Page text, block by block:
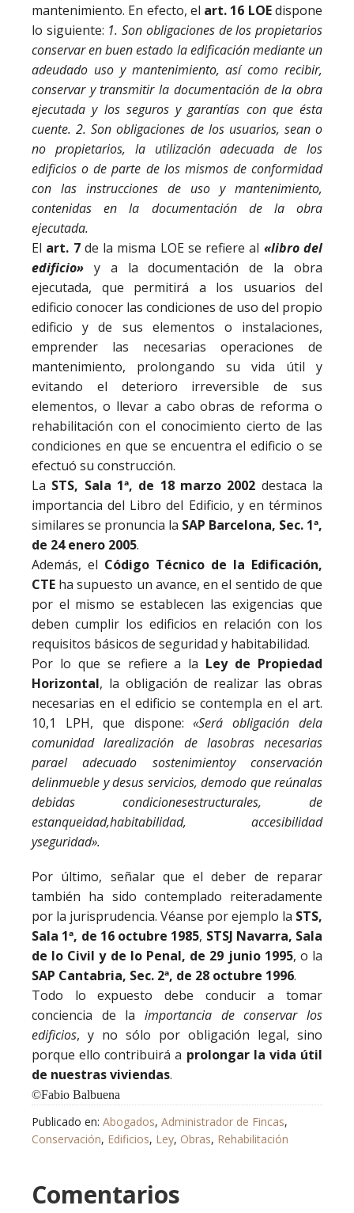
mantenimiento. En efecto, el art. 16 LOEdispone
lo siguiente: 1. Son obligaciones de los propietarios
conservarenbuen estado laedificaciónmediante un
adeudado uso y mantenimiento, así como recibir,
conservar y transmitir la documentación de la obra
ejecutada y los seguros y garantías con que ésta
cuente. 2. Son obligaciones de los usuarios, sean o
no propietarios, la utilización adecuada de los
edificios o de parte de los mismos de conformidad
con las instrucciones de uso y mantenimiento,
contenidas
en la documentación de la
obra
ejecutada.
El art. 7de la misma LOE se refiere al «libro del
edificio» y a la documentación de la obra
ejecutada, que permitirá a los usuarios del
edificio conocer las condiciones de uso del propio
edificio y de sus elementos o instalaciones,
emprender las necesarias operaciones de
mantenimiento, prolongando su vida útil y
evitando el deterioro irreversible de sus
elementos, o llevar a cabo obras de reforma o
rehabilitación con el conocimiento cierto de las
condiciones en que se encuentra el edificio o se
efectuó su construcción.
La STS, Sala 1ª, de 18 marzo 2002 destaca la
importancia del Libro del Edificio, y en términos
similares se pronuncia la SAP Barcelona, Sec. 1ª,
de 24 enero 2005.
Además, el Código Técnico de la Edificación,
CTE ha supuesto un avance, en el sentido de que
por el mismo se establecen las exigencias que
deben cumplir los edificios en relación con los
requisitos básicos de seguridad y habitabilidad.
Por lo que se refiere a la Ley de Propiedad
Horizontal, la obligación de realizar las obras
necesarias en el edificio se contempla en el art.
10,1 LPH, que dispone:«Será obligación dela
comunidad larealización de lasobras necesarias
parael adecuado sostenimientoy
conservación
delinmueble y desus servicios, demodo que reúnalas
debidas
condicionesestructurales,
de
estanqueidad,habitabilidad,
accesibilidad
yseguridad».
Por último, señalar que el deber de reparar
también ha sido contemplado reiteradamente
por la jurisprudencia. Véanse por ejemplo la STS,
Sala 1ª, de 16 octubre 1985, STSJ Navarra, Sala
de lo Civil y de lo Penal, de 29 junio 1995, o la
SAP Cantabria, Sec. 2ª, de 28 octubre 1996.
Todo lo expuesto debe conducir a tomar
conciencia de la importancia de conservar los
edificios, y no sólo por obligación legal, sino
porque ello contribuirá a prolongar la vida útil
de nuestras viviendas.
©Fabio Balbuena
Publicado en: Abogados, Administrador de Fincas,
Conservación, Edificios, Ley, Obras, Rehabilitación
Comentarios